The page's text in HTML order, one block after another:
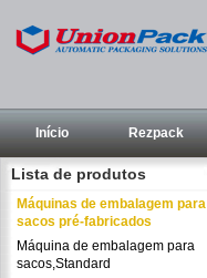
Início Rezpack
Lista de produtos
Máquinas de embalagem para
sacos pré-fabricados
Máquina de embalagem para
sacos,Standard